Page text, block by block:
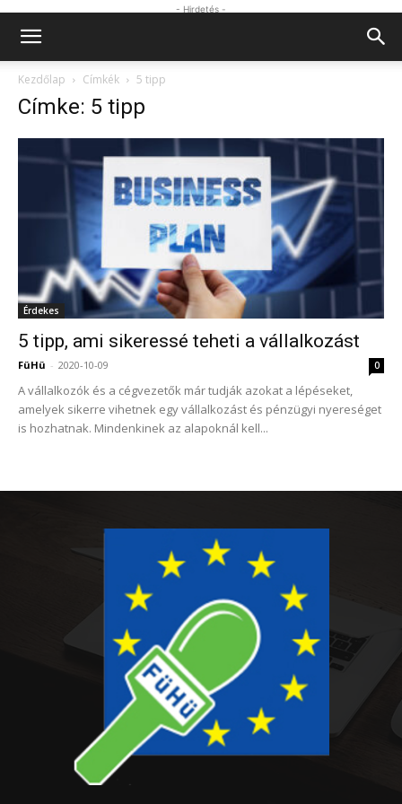
- Hirdetés -
Kezdőlap Címkék 5 tipp
Címke: 5 tipp
Érdekes
5 tipp, ami sikeressé teheti a vállalkozást
FüHü - 2020-10-09 0
A vállalkozók és a cégvezetők már tudják azokat a lépéseket,
amelyek sikerre vihetnek egy vállalkozást és pénzügyi nyereséget
is hozhatnak. Mindenkinek az alapoknál kell...